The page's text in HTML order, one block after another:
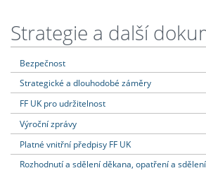
Strategie a další
Bezpečnost
Strategické a dlouhodobé záměry
FF UK pro udržitelnost
Výroční zprávy
Platné vnitřní předpisy FF UK
Rozhodnutí a sdělení děkana, opatření a